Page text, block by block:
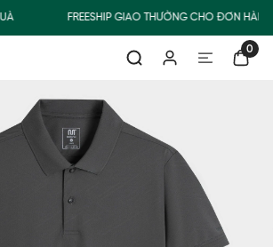
FREESHIP GIAO THƯỜNG CHO ĐƠN
0